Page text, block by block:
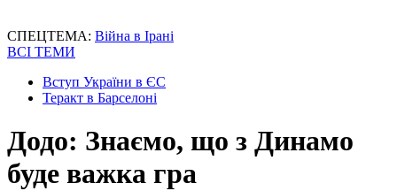
СПЕЦТЕМА: Війна в Ірані
ВСІ ТЕМИ
Вступ України в ЄС
Теракт в Барселоні
Додо: Знаємо, що з Динамо
буде важка гра